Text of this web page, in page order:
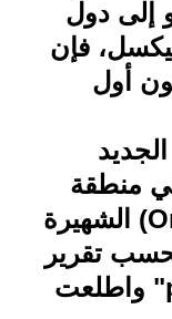
إلى دول
فإن
أول
خلال صيف 2026 في منطقة
الشهيرة
تقرير
واطلعت